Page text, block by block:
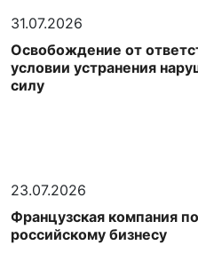
31.07.2026
Освобождение от
условии устранения
силу
23.07.2026
Французская компания
российскому бизнесу